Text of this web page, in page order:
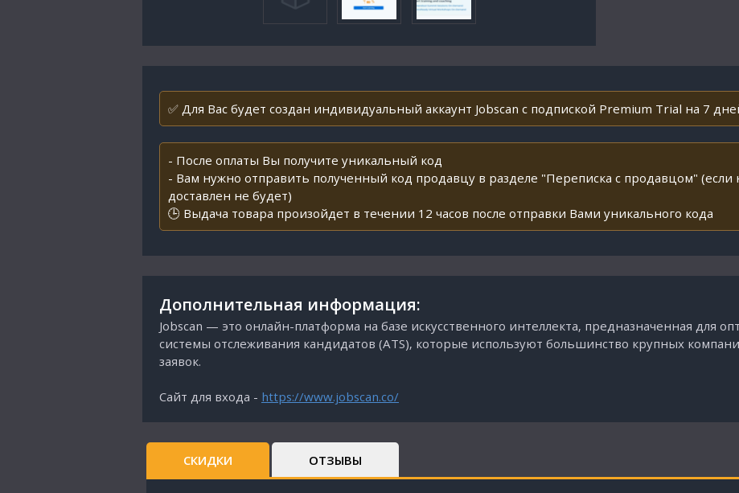
✅ Для Вас будет создан индивидуальный аккаунт Jobscan с подпиской Premium Trial на 7
- После оплаты Вы получите уникальный код
- Вам нужно отправить полученный код продавцу в разделе "Переписка с продавцом" (если
доставлен не будет)
🕒 Выдача товара произойдет в течении 12 часов после отправки Вами уникального кода
Дополнительная информация:
Jobscan — это онлайн-платформа на базе искусственного интеллекта, предназначенная для
системы отслеживания кандидатов (ATS), которые используют большинство крупных
заявок.
Сайт для входа - https://www.jobscan.co/
СКИДКИ ОТЗЫВЫ